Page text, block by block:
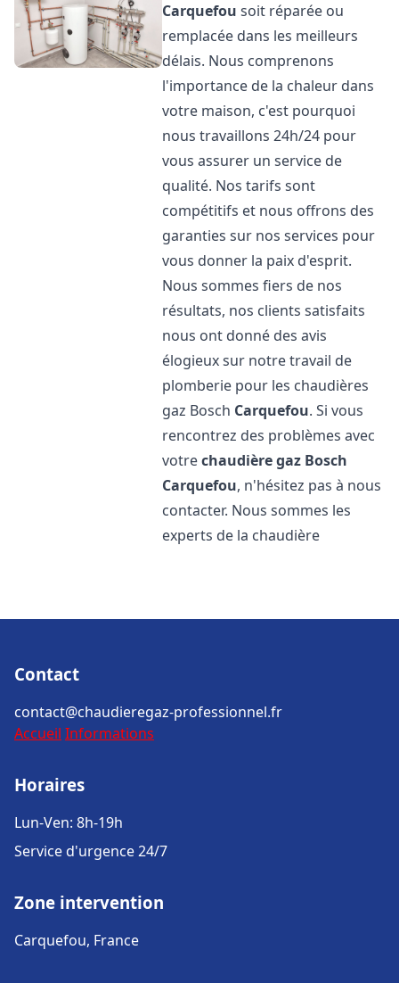
Carquefou soit réparée ou
remplacée dans les meilleurs
délais. Nous comprenons
l'importance de la chaleur dans
votre maison, c'est pourquoi
nous travaillons 24h/24 pour
vous assurer un service de
qualité. Nos tarifs sont
compétitifs et nous offrons des
garanties sur nos services pour
vous donner la paix d'esprit.
Nous sommes fiers de nos
résultats, nos clients satisfaits
nous ont donné des avis
élogieux sur notre travail de
plomberie pour les chaudières
gaz Bosch Carquefou. Si vous
rencontrez des problèmes avec
votrechaudière gaz Bosch
Carquefou, n'hésitez pas à nous
contacter. Nous sommes les
experts de la chaudière
Contact
contact@chaudieregaz-professionnel.fr
Accueil Informations
Horaires
Lun-Ven: 8h-19h
Service d'urgence 24/7
Zone intervention
Carquefou, France